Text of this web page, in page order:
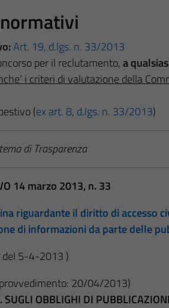
Art. 19, d.lgs. n. 33/2013
per il reclutamento,a
i criteri di valutazione della
(ex art. 8, d.lgs. n. 33/2013)
di Trasparenza
14 marzo 2013, n. 33
riguardante il diritto di accesso
di informazioni da parte delle
del 5-4-2013 )
20/04/2013)
SUGLI OBBLIGHI DI